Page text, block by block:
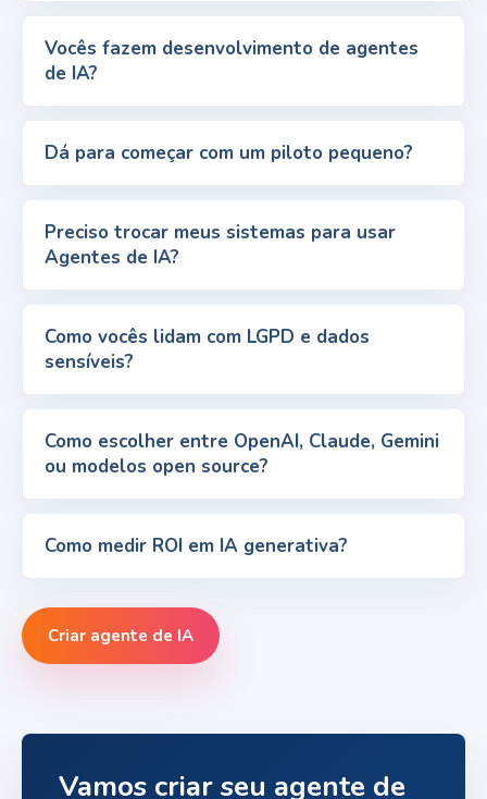
Vocês fazem desenvolvimento de agentes
de IA?
Dá para começar com um piloto pequeno?
Preciso trocar meus sistemas para usar
Agentes de IA?
Como vocês lidam com LGPD e dados
sensíveis?
Como escolher entre OpenAI, Claude, Gemini
ou modelos open source?
Como medir ROI em IA generativa?
Criar agente de IA
Vamos criar seu agente de